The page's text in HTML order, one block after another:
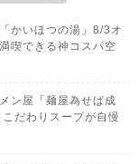
かいほつの湯」8/3オ
喫できる神コスパ空
ン屋「麺屋為せば成
だわりスープが自慢